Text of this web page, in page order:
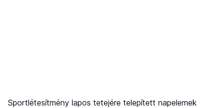
Sportlétesítmény lapos tetejére telepített napelemek